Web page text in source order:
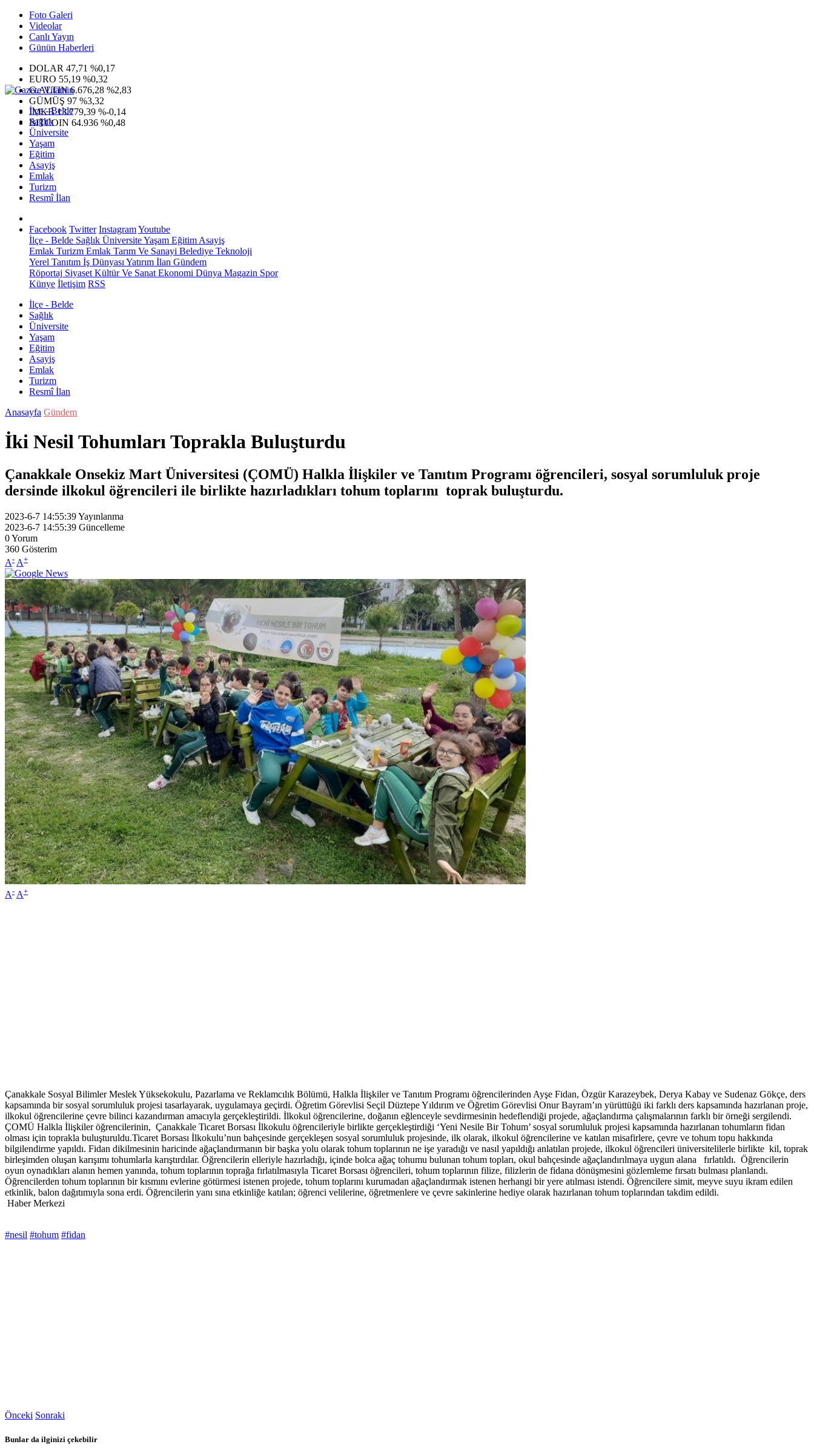
Foto Galeri
Videolar
Canlı Yayın
Günün Haberleri
DOLAR 47,71 %0,17
EURO 55,19 %0,32
G.ALTIN6.676,28 %2,83
GÜMÜŞ 97 %3,32
IMKB13.779,39 %-0,14
BITCOIN 64.936 %0,48
İlçe - Belde
Sağlık
Üniversite
Yaşam
Eğitim
Asayiş
Emlak
Turizm
Resmî İlan
Facebook Twitter InstagramYoutube
İlçe - Belde Sağlık ÜniversiteYaşam Eğitim Asayiş
Emlak Turizm Emlak Tarım Ve Sanayi Belediye Teknoloji
Yerel Tanıtım İş Dünyası Yatırım İlan Gündem
Röportaj Siyaset Kültür Ve Sanat Ekonomi Dünya Magazin Spor
Künye İletişim RSS
İlçe - Belde
Sağlık
Üniversite
Yaşam
Eğitim
Asayiş
Emlak
Turizm
Resmî İlan
Anasayfa Gündem
İki Nesil Tohumları Toprakla Buluşturdu
Çanakkale Onsekiz Mart Üniversitesi (ÇOMÜ) Halkla İlişkiler ve Tanıtım Programı öğrencileri, sosyal sorumluluk proje
dersinde ilkokul öğrencileri ile birlikte hazırladıkları tohum toplarını toprak buluşturdu.
2023-6-7 14:55:39Yayınlanma
2023-6-7 14:55:39 Güncelleme
0Yorum
360 Gösterim
A- A+
A- A+
Çanakkale Sosyal Bilimler Meslek Yüksekokulu, Pazarlama ve Reklamcılık Bölümü, Halkla İlişkiler ve Tanıtım Programı öğrencilerinden Ayşe Fidan, Özgür Karazeybek, Derya Kabay ve Sudenaz Gökçe, ders
kapsamında bir sosyal sorumluluk projesi tasarlayarak, uygulamaya geçirdi. Öğretim Görevlisi Seçil Düztepe Yıldırım ve Öğretim Görevlisi Onur Bayram’ın yürüttüğü iki farklı ders kapsamında hazırlanan proje,
ilkokul öğrencilerine çevre bilinci kazandırman amacıyla gerçekleştirildi. İlkokul öğrencilerine, doğanın eğlenceyle sevdirmesinin hedeflendiği projede, ağaçlandırma çalışmalarının farklı bir örneği sergilendi.
ÇOMÜ Halkla İlişkiler öğrencilerinin, Çanakkale Ticaret Borsası İlkokulu öğrencileriyle birlikte gerçekleştirdiği ‘Yeni Nesile Bir Tohum’ sosyal sorumluluk projesi kapsamında hazırlanan tohumların fidan
olması için toprakla buluşturuldu.Ticaret Borsası İlkokulu’nun bahçesinde gerçekleşen sosyal sorumluluk projesinde, ilk olarak, ilkokul öğrencilerine ve katılan misafirlere, çevre ve tohum topu hakkında
bilgilendirme yapıldı. Fidan dikilmesinin haricinde ağaçlandırmanın bir başka yolu olarak tohum toplarının ne işe yaradığı ve nasıl yapıldığı anlatılan projede, ilkokul öğrencileri üniversitelilerle birlikte kil, toprak
birleşimden oluşan karışımı tohumlarla karıştırdılar. Öğrencilerin elleriyle hazırladığı, içinde bolca ağaç tohumu bulunan tohum topları, okul bahçesinde ağaçlandırılmaya uygun alana fırlatıldı. Öğrencilerin
oyun oynadıkları alanın hemen yanında, tohum toplarının toprağa fırlatılmasıyla Ticaret Borsası öğrencileri, tohum toplarının filize, filizlerin de fidana dönüşmesini gözlemleme fırsatı bulması planlandı.
Öğrencilerden tohum toplarının bir kısmını evlerine götürmesi istenen projede, tohum toplarını kurumadan ağaçlandırmak istenen herhangi bir yere atılması istendi. Öğrencilere simit, meyve suyu ikram edilen
etkinlik, balon dağıtımıyla sona erdi. Öğrencilerin yanı sına etkinliğe katılan; öğrenci velilerine, öğretmenlere ve çevre sakinlerine hediye olarak hazırlanan tohum toplarından takdim edildi.
Haber Merkezi
#nesil #tohum #fidan
Önceki Sonraki
Bunlar da ilginizi çekebilir